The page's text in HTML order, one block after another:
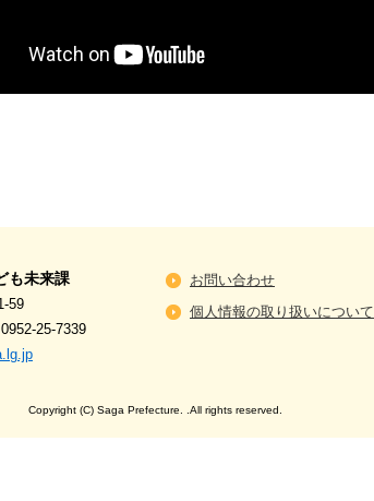
お問い合わせ
個人情報の取り扱いについて
も未来課
59
25-7339
Copyright (C) Saga Prefecture. .All rights reserved.